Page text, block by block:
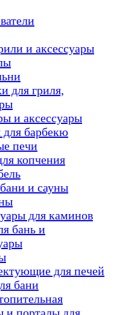
и аксессуары
для гриля,
и аксессуары
для барбекю
печи
копчения
и сауны
для каминов
бань и
для печей
бани